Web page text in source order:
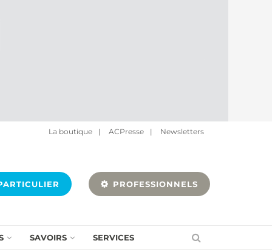
La boutique | ACPresse | Newsletters
PROFESSIONNELS
SAVOIRS SERVICES